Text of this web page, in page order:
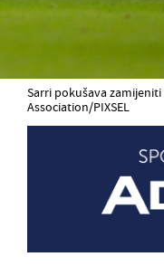
Sarri pokušava
Association/PIXSEL